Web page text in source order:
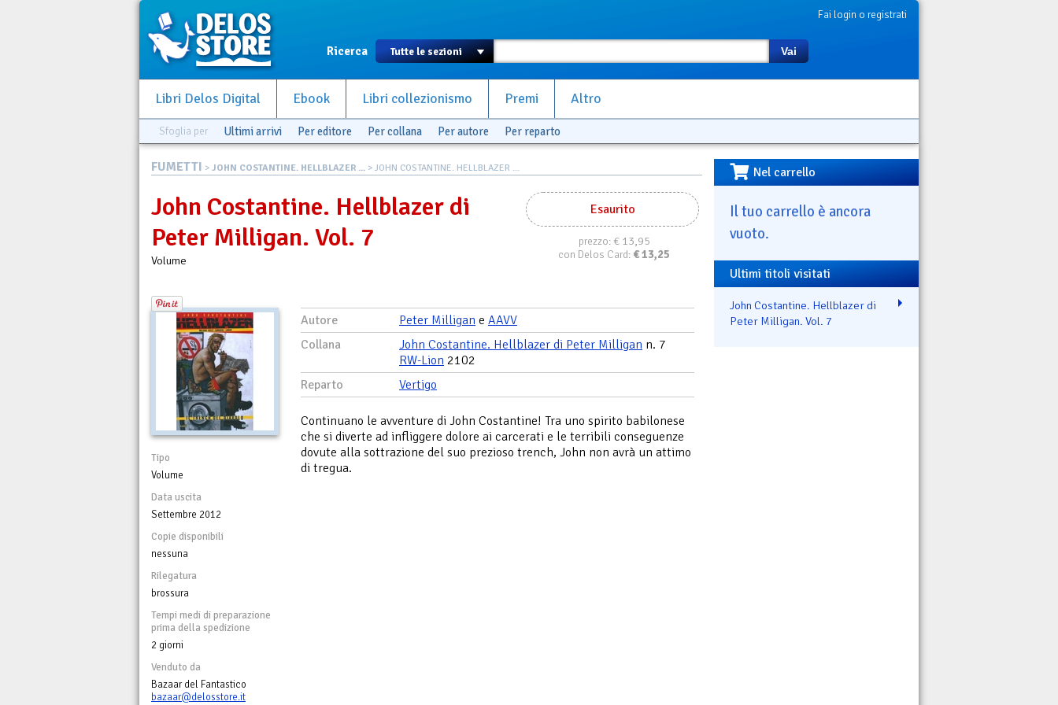
Fai login o registrati
Ricerca Vai
Libri Delos Digital Ebook Libri collezionismo Premi Altro
Sfoglia per Ultimi arrivi Per editore Per collana Per autore Per reparto
FUMETTI > JOHN COSTANTINE. HELLBLAZER ... > JOHN COSTANTINE. HELLBLAZER ...
Esaurito
prezzo:€ 13,95
con Delos Card: €13,25
John Costantine. Hellblazer di
Peter Milligan. Vol. 7
Volume
Tipo
Volume
Data uscita
Settembre 2012
Copie disponibili
nessuna
Rilegatura
brossura
Tempi medi di preparazione
prima della spedizione
2 giorni
Venduto da
Bazaar del Fantastico
bazaar@delosstore.it
Autore Peter Milligan e AAVV
Collana
John Costantine. Hellblazer di Peter Milligan n. 7
RW-Lion 2102
Reparto
Vertigo
Continuano le avventure di John Costantine! Tra uno spirito babilonese
che si diverte ad infliggere dolore ai carcerati e le terribili conseguenze
dovute alla sottrazione del suo prezioso trench, John non avrà un attimo
di tregua.
Nel carrello
Il tuo carrello è ancora
vuoto.
Ultimi titoli visitati
John Costantine. Hellblazer di
Peter Milligan. Vol. 7